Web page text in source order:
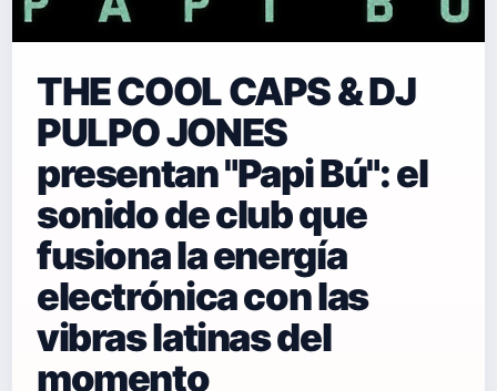
THE COOL CAPS & DJ
PULPO JONES
presentan "Papi Bú": el
sonido de club que
fusiona la energía
electrónica con las
vibras latinas del
momento